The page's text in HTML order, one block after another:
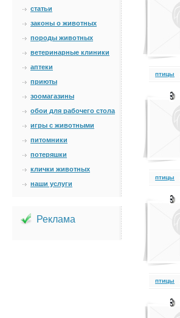
статьи
законы о животных
породы животных
ветеринарные клиники
аптеки
приюты
зоомагазины
обои для рабочего стола
игры с животными
питомники
потеряшки
клички животных
наши услуги
Реклама
птицы
птицы
птицы